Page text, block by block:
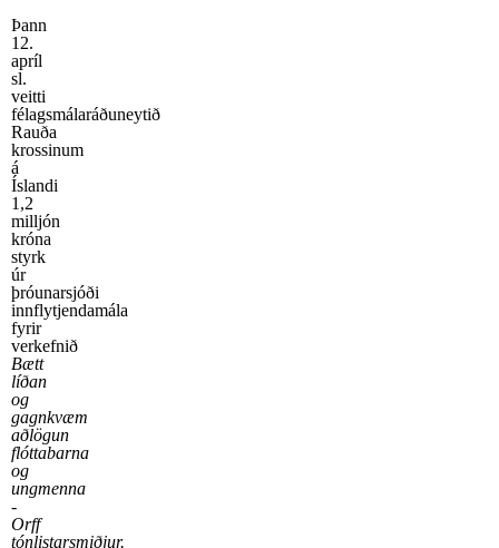
Þann
12.
apríl
sl.
veitti
félagsmálaráðuneytið
Rauða
krossinum
á
Íslandi
1,2
milljón
króna
styrk
úr
þróunarsjóði
innflytjendamála
fyrir
verkefnið
Bætt
líðan
og
gagnkvæm
aðlögun
flóttabarna
og
ungmenna
-
Orff
tónlistarsmiðjur.